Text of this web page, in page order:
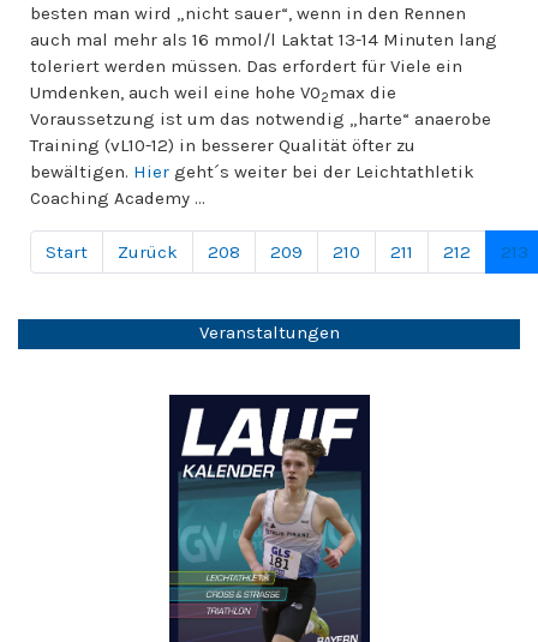
besten man wird „nicht sauer“, wenn in den Rennen
auch mal mehr als 16 mmol/l Laktat 13-14 Minuten lang
toleriert werden müssen. Das erfordert für Viele ein
Umdenken, auch weil eine hohe V02max die
Voraussetzung ist um das notwendig „harte“ anaerobe
Training (vL10-12) in besserer Qualität öfter zu
bewältigen. Hier geht´s weiter bei der Leichtathletik
Coaching Academy ...
Seite 213 von 251
Start Zurück 208 209 210 211 212 213
Veranstaltungen